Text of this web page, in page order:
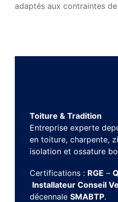
adaptés aux contraintes
Toiture & Tradition
Entreprise experte
en toiture, charpente,
isolation et ossature
Certifications : RGE –
Installateur Conseil
décennale SMABTP.